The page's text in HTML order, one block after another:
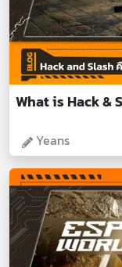
What is Hack &
Yeans